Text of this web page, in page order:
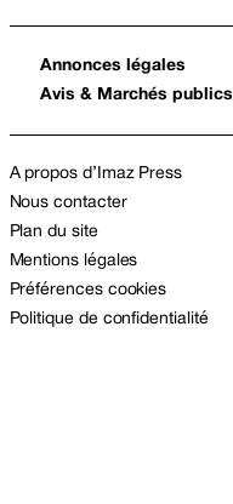
Annonces légales
Avis & Marchés publics
A propos d’Imaz Press
Nous contacter
Plan du site
Mentions légales
Préférences cookies
Politique de confidentialité